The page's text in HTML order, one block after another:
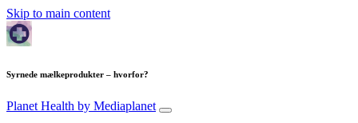
Skip to main content
Syrnede mælkeprodukter – hvorfor?
Planet Health by Mediaplanet